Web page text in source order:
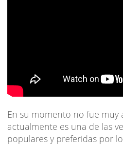
En su momento no fue muy
actualmente es una de las
populares y preferidas por